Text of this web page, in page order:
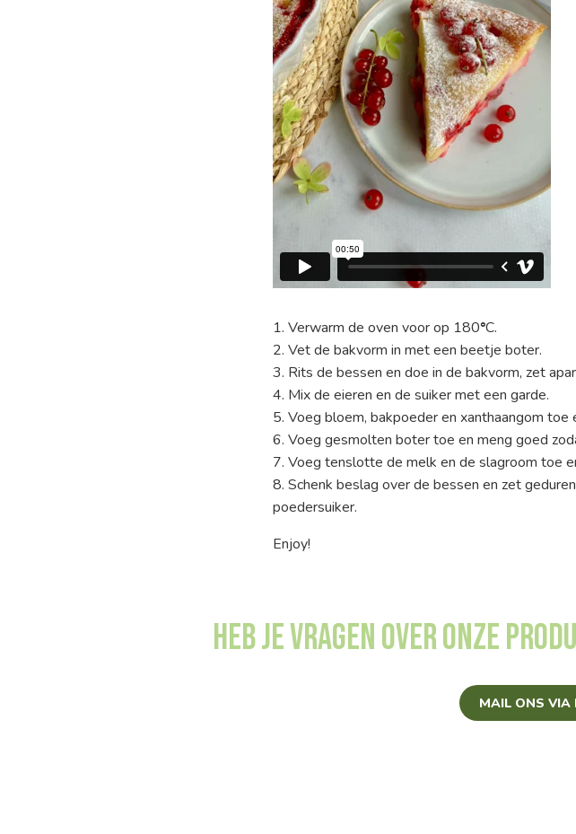
1. Verwarm de oven voor op 180°C.
2. Vet de bakvorm in met een beetje boter.
3. Rits de bessen en doe in de bakvorm, zet
4. Mix de eieren en de suiker met een garde.
5. Voeg bloem, bakpoeder en xanthaangom toe
6. Voeg gesmolten boter toe en meng goed
7. Voeg tenslotte de melk en de slagroom toe
8. Schenk beslag over de bessen en zet
poedersuiker.
Enjoy!
Heb je vragen over onze
MAIL ONS VIA